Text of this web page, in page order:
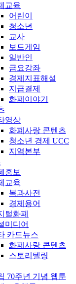
교육
어린이
청소년
교사
보드게임
일반인
금요강좌
경제지표해설
지급결제
화폐이야기
영상
화폐사랑 콘텐츠
청소년 경제 UCC
지역본부
홍보
교육
복과사전
경제용어
털화폐
미디어
카드뉴스
화폐사랑 콘텐츠
스토리텔링
70주년 기념 웹툰